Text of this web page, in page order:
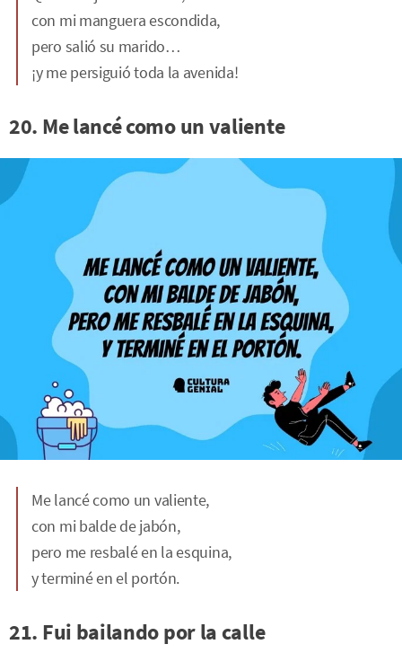
con mi manguera escondida,
pero salió su marido…
¡y me persiguió toda la avenida!
20. Me lancé como un valiente
Me lancé como un valiente,
con mi balde de jabón,
pero me resbalé en la esquina,
y terminé en el portón.
21. Fui bailando por la calle